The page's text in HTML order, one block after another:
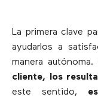
La primera clave
ayudarlos a
manera autónoma.
cliente, los
este sentido,